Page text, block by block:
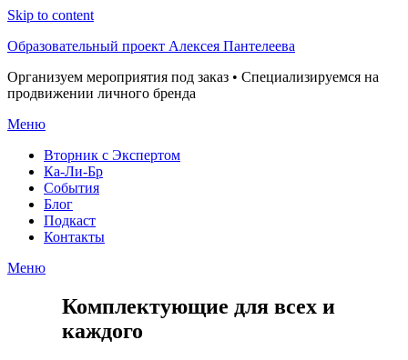
Skip to content
Образовательный проект Алексея Пантелеева
Организуем мероприятия под заказ • Специализируемся на
продвижении личного бренда
Меню
Вторник с Экспертом
Ка-Ли-Бр
События
Блог
Подкаст
Контакты
Меню
Комплектующие для всех и
каждого